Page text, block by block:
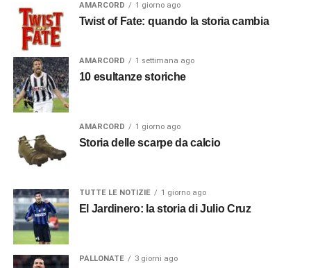
AMARCORD 1 giorno ago
Twist of Fate: quando la storia cambia
AMARCORD 1 settimana ago
10 esultanze storiche
AMARCORD 1 giorno ago
Storia delle scarpe da calcio
TUTTE LE NOTIZIE 1 giorno ago
El Jardinero: la storia di Julio Cruz
PALLONATE 3 giorni ago